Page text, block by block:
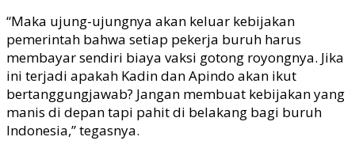
“Maka ujung-ujungnya akan keluar kebijakan
pemerintah bahwa setiap pekerja buruh harus
membayar sendiri biaya vaksi gotong royongnya. Jika
ini terjadi apakah Kadin dan Apindo akan ikut
bertanggungjawab? Jangan membuat kebijakan yang
manis di depan tapi pahit di belakang bagi buruh
Indonesia,” tegasnya.